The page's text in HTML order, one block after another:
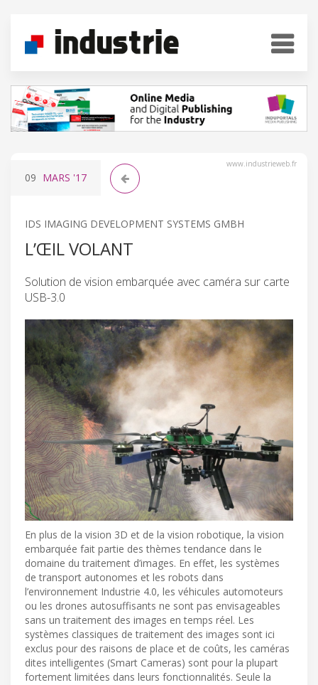
www.industrieweb.fr
09 MARS '17
IDS IMAGING DEVELOPMENT SYSTEMS GMBH
L’ŒIL VOLANT
Solution de vision embarquée avec caméra sur carte
USB-3.0
En plus de la vision 3D et de la vision robotique, la vision
embarquée fait partie des thèmes tendance dans le
domaine du traitement d’images. En effet, les systèmes
de transport autonomes et les robots dans
l’environnement Industrie 4.0, les véhicules automoteurs
ou les drones autosuffisants ne sont pas envisageables
sans un traitement des images en temps réel. Les
systèmes classiques de traitement des images sont ici
exclus pour des raisons de place et de coûts, les caméras
dites intelligentes (Smart Cameras) sont pour la plupart
fortement limitées dans leurs fonctionnalités. Seule la